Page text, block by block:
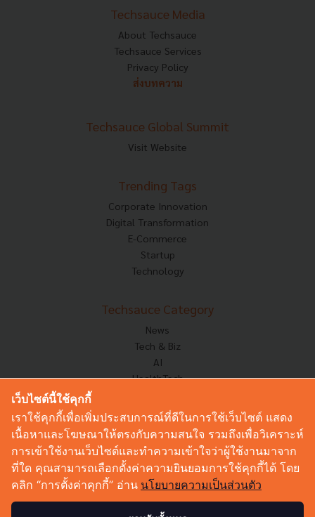
Techsauce Media
About Techsauce
Techsauce Services
Privacy Policy
ส่งบทความ
Techsauce Global Summit
Visit Website
Trending Tags
Corporate Innovation
Digital Transformation
E-Commerce
Startup
Technology
Techsauce Category
News
Tech & Biz
AI
HealthTech
Corp Innov
Saucy Thoughts
Based On
Sustainable
Videos
Podcast
เว็บไซต์นี้ใช้คุกกี้
เราใช้คุกกี้เพื่อเพิ่มประสบการณ์ที่ดีในการใช้เว็บไซต์ แสดง
เนื้อหาและโฆษณาให้ตรงกับความสนใจ รวมถึงเพื่อวิเคราะห์
การเข้าใช้งานเว็บไซต์และทำความเข้าใจว่าผู้ใช้งานมาจาก
ที่ใด คุณสามารถเลือกตั้งค่าความยินยอมการใช้คุกกี้ได้ โดย
คลิก “การตั้งค่าคุกกี้” อ่าน นโยบายความเป็นส่วนตัว